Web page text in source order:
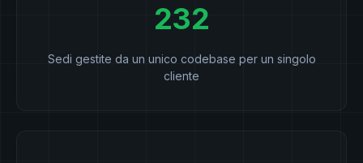
232
Sedi gestite da un unico codebase per un singolo
cliente